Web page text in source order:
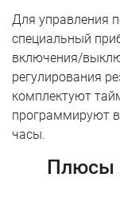
Для управления
специальный
включения/
регулирования
комплектуют
программируют
часы.
Плюсы